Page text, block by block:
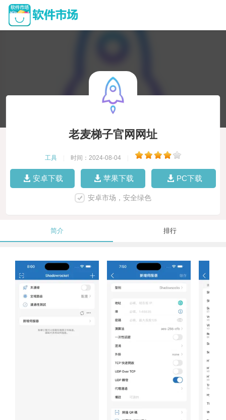
老麦梯子官网网址
工具 时间：2024-08-04
安卓下载 苹果下载 PC下载
安卓市场，安全绿色
简介 排行